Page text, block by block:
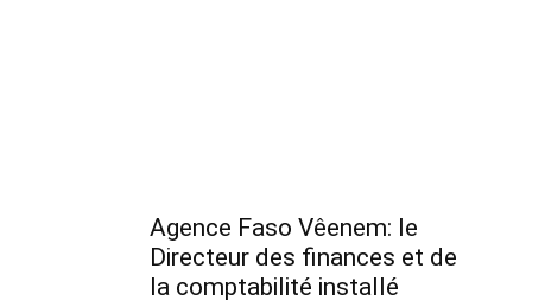
Agence Faso Vêenem: le
Directeur des finances et de
la comptabilité installé